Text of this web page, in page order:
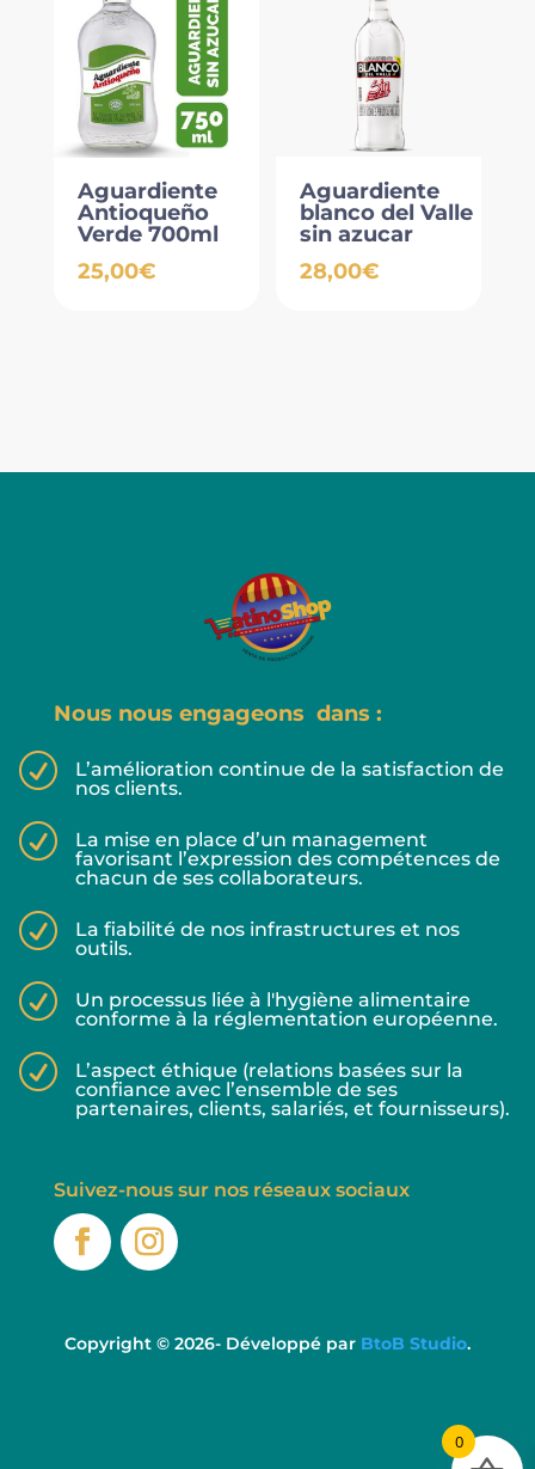
Aguardiente
Antioqueño
Verde 700ml
25,00€
Aguardiente
blanco del Valle
sin azucar
28,00€
Nous nous engageons dans :
R
L’amélioration continue de la satisfaction de
nos clients.
R
La mise en place d’un management
favorisant l’expression des compétences de
chacun de ses collaborateurs.
R
La fiabilité de nos infrastructures et nos
outils.
R
Un processus liée à l'hygiène alimentaire
conforme à la réglementation européenne.
R
L’aspect éthique (relations basées sur la
confiance avec l’ensemble de ses
partenaires, clients, salariés, et fournisseurs).
Suivez-nous sur nos réseaux sociaux
Copyright © 2026- Développé par BtoB Studio.
0